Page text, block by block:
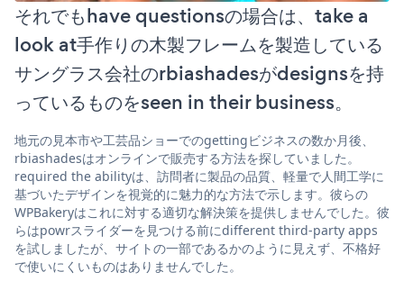
それでもhave questionsの場合は、take a
look at手作りの木製フレームを製造している
サングラス会社のrbiashadesがdesignsを持
っているものをseen in their business。
地元の見本市や工芸品ショーでのgettingビジネスの数か月後、
rbiashadesはオンラインで販売する方法を探していました。
required the abilityは、訪問者に製品の品質、軽量で人間工学に
基づいたデザインを視覚的に魅力的な方法で示します。彼らの
WPBakeryはこれに対する適切な解決策を提供しませんでした。彼
らはpowrスライダーを見つける前にdifferent third-party apps
を試しましたが、サイトの一部であるかのように見えず、不格好
で使いにくいものはありませんでした。